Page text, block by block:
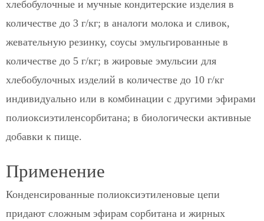
хлебобулочные и мучные кондитерские изделия в
количестве до 3 г/кг; в аналоги молока и сливок,
жевательную резинку, соусы эмульгированные в
количестве до 5 г/кг; в жировые эмульсии для
хлебобулочных изделий в количестве до 10 г/кг
индивидуально или в комбинации с другими эфирами
полиоксиэтиленсорбитана; в биологически активные
добавки к пище.
Применение
Конденсированные полиоксиэтиленовые цепи
придают сложным эфирам сорбитана и жирных